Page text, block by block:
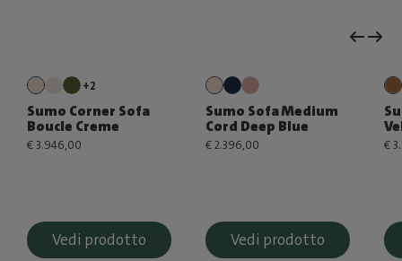
+2
Sumo Corner Sofa
Boucle Creme
€ 3.946,00
Vedi prodotto
Sumo Sofa Medium
Cord Deep Blue
€ 2.396,00
Vedi prodotto
€